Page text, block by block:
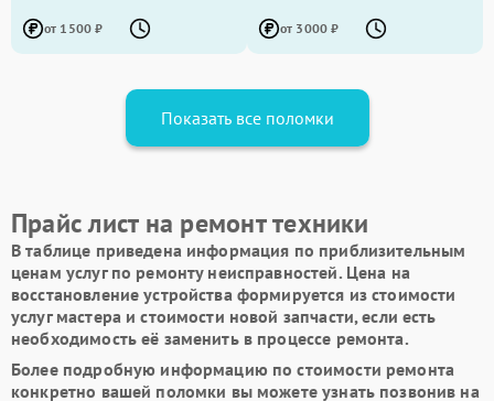
от 1500 ₽ от 3000 ₽
Показать все поломки
Прайс лист на ремонт техники
В таблице приведена информация по приблизительным
ценам услуг по ремонту неисправностей. Цена на
восстановление устройства формируется из стоимости
услуг мастера и стоимости новой запчасти, если есть
необходимость её заменить в процессе ремонта.
Более подробную информацию по стоимости ремонта
конкретно вашей поломки вы можете узнать позвонив на